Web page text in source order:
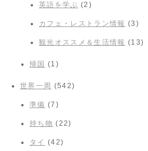
英語を学ぶ (2)
カフェ・レストラン情報 (3)
観光オススメ＆生活情報 (13)
帰国 (1)
世界一周 (542)
準備 (7)
持ち物 (22)
タイ (42)